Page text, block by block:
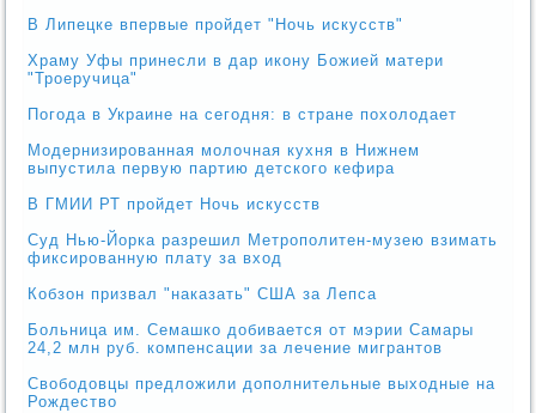
В Липецке впервые пройдет "Ночь искусств"
Храму Уфы принесли в дар икону Божией матери
"Троеручица"
Погода в Украине на сегодня: в стране похолодает
Модернизированная молочная кухня в Нижнем
выпустила первую партию детского кефира
В ГМИИ РТ пройдет Ночь искусств
Суд Нью-Йорка разрешил Метрополитен-музею взимать
фиксированную плату за вход
Кобзон призвал "наказать" США за Лепса
Больница им. Семашко добивается от мэрии Самары
24,2 млн руб. компенсации за лечение мигрантов
Свободовцы предложили дополнительные выходные на
Рождество